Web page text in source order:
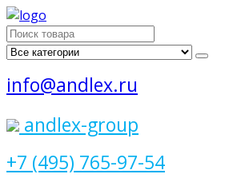
Поиск
для:
info@andlex.ru
andlex-group
+7 (495) 765-97-54